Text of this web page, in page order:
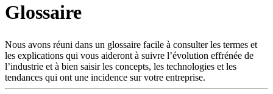
Produits
Soutien
Services
Acheter
Ressources
Glossaire
Nous avons réuni dans un glossaire facile à consulter les termes et
les explications qui vous aideront à suivre l’évolution effrénée de
l’industrie et à bien saisir les concepts, les technologies et les
tendances qui ont une incidence sur votre entreprise.